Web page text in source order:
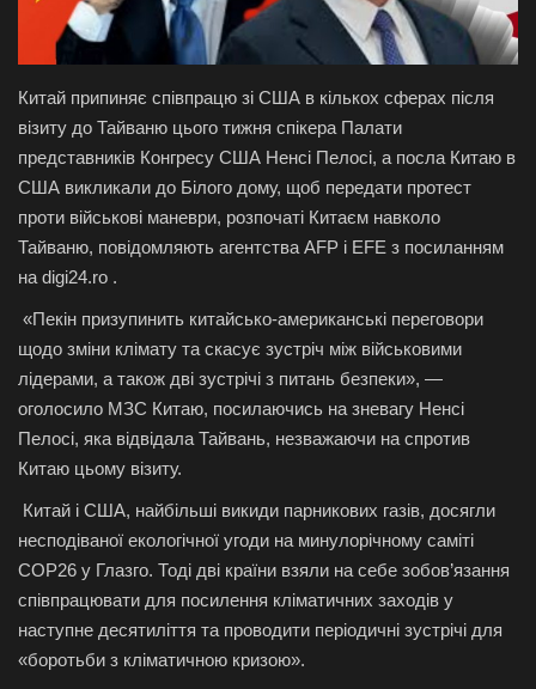
Технології
Спорт
Авто
Відео
Мова
English Ukraine
Китай припиняє співпрацю зі США в кількох сферах після
візиту до Тайваню цього тижня спікера Палати
представників Конгресу США Ненсі Пелосі, а посла Китаю в
США викликали до Білого дому, щоб передати протест
проти військові маневри, розпочаті Китаєм навколо
Тайваню, повідомляють агентства AFP і EFE з посиланням
на digi24.ro .
«Пекін призупинить китайсько-американські переговори
щодо зміни клімату та скасує зустріч між військовими
лідерами, а також дві зустрічі з питань безпеки», —
оголосило МЗС Китаю, посилаючись на зневагу Ненсі
Пелосі, яка відвідала Тайвань, незважаючи на спротив
Китаю цьому візиту.
Китай і США, найбільші викиди парникових газів, досягли
несподіваної екологічної угоди на минулорічному саміті
COP26 у Глазго. Тоді дві країни взяли на себе зобов’язання
співпрацювати для посилення кліматичних заходів у
наступне десятиліття та проводити періодичні зустрічі для
«боротьби з кліматичною кризою».